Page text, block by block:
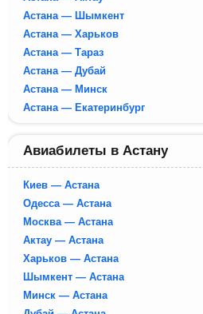
Астана — Шымкент
Астана — Харьков
Астана — Тараз
Астана — Дубай
Астана — Минск
Астана — Екатеринбург
Авиабилеты в Астану
Киев — Астана
Одесса — Астана
Москва — Астана
Актау — Астана
Харьков — Астана
Шымкент — Астана
Минск — Астана